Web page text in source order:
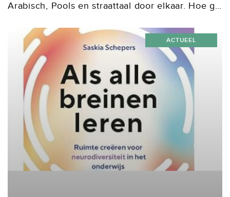
Arabisch, Pools en straattaal door elkaar. Hoe ga
lesgeven in het vo en mbo...
ACTUEEL